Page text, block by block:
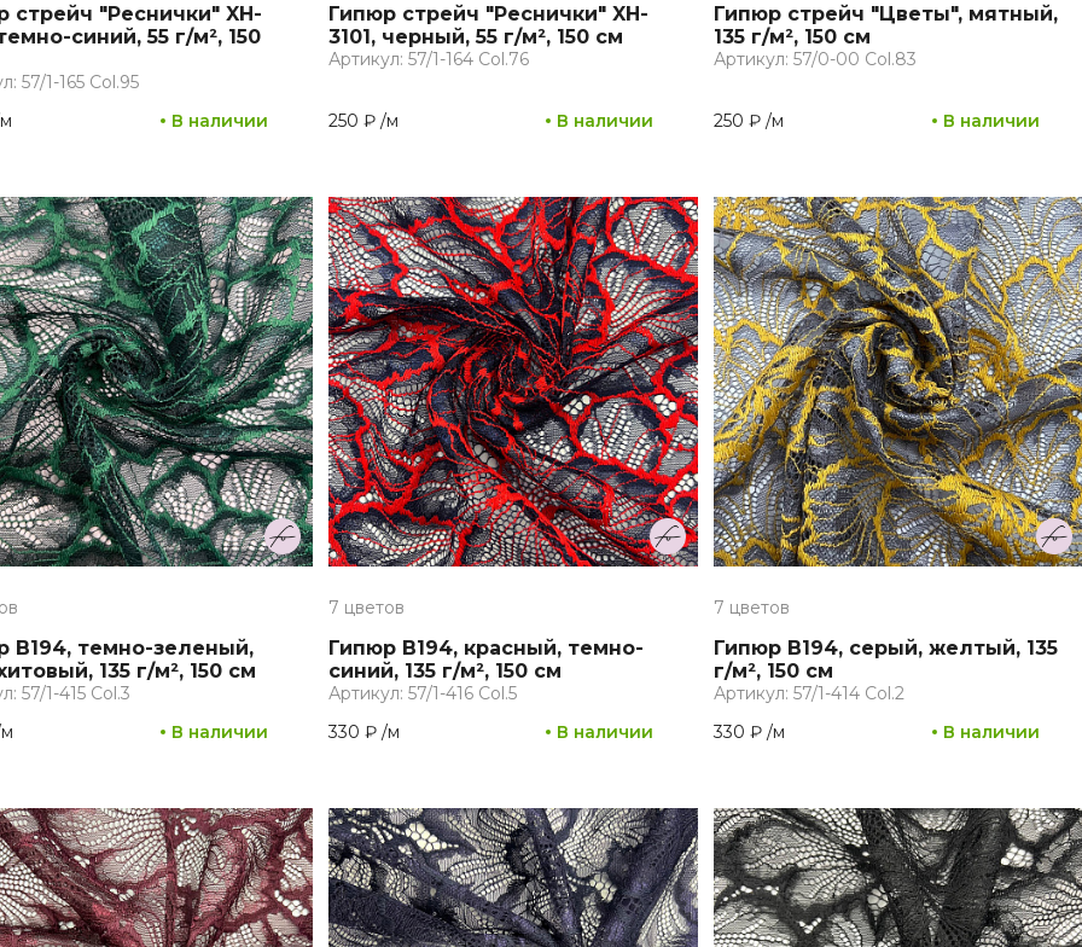
стрейч "Реснички" XH-
синий, 55 г/м², 150
57/1-165 Col.95
м В наличии
Гипюр стрейч "Реснички" XH-
3101, черный, 55 г/м², 150 см
Артикул: 57/1-164 Col.76
250 ₽ /м В наличии
Гипюр стрейч "Цветы", мятный,
135 г/м², 150 см
Артикул: 57/0-00 Col.83
250 ₽/м В наличии
B194, темно-зеленый,
135 г/м², 150 см
57/1-415 Col.3
м В наличии
7 цветов
Гипюр B194, красный, темно-
синий, 135 г/м², 150 см
Артикул: 57/1-416 Col.5
330 ₽ /м В наличии
7 цветов
Гипюр B194, серый, желтый, 135
г/м², 150 см
Артикул: 57/1-414 Col.2
330 ₽/м В наличии